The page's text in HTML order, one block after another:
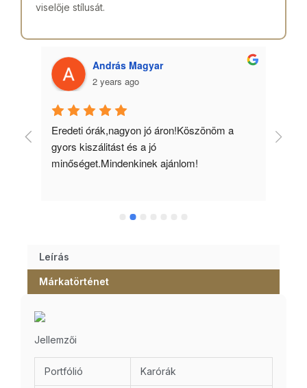
viselője stílusát.
András Magyar
2 years ago
Eredeti órák,nagyon jó áron!Köszönöm a
gyors kiszálitást és a jó
minőséget.Mindenkinek ajánlom!
Leírás
Márkatörténet
Jellemzői
Portfólió Karórák